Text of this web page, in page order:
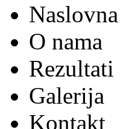
Naslovna
O nama
Rezultati
Galerija
Kontakt